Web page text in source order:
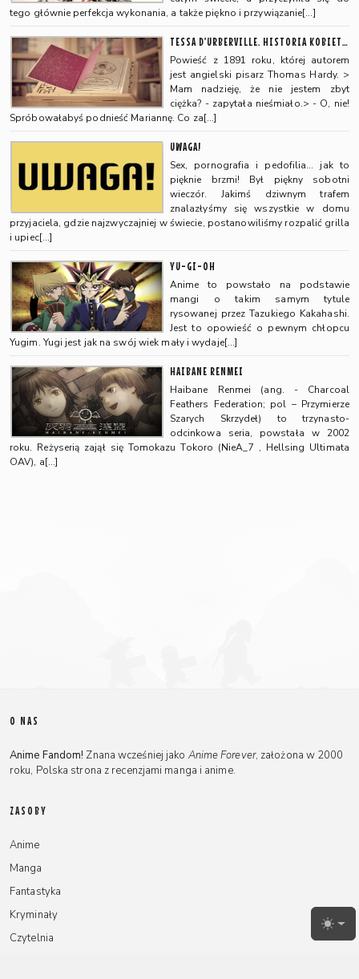
tego głównie perfekcja wykonania, a także piękno i przywiązanie[…]
TESSA D'URBERVILLE. HISTORIA KOBIETY CZYSTEJ
Powieść z 1891 roku, której autorem
jest angielski pisarz Thomas Hardy. >
Mam nadzieję, że nie jestem zbyt
ciężka? - zapytała nieśmiało.> - O, nie!
Spróbowałabyś podnieść Mariannę. Co za[…]
UWAGA!
Sex, pornografia i pedofilia… jak to
pięknie brzmi! Był piękny sobotni
wieczór. Jakimś dziwnym trafem
znalazłyśmy się wszystkie w domu
przyjaciela, gdzie najzwyczajniej w świecie, postanowiliśmy rozpalić grilla
i upiec[…]
YU-GI-OH
Anime to powstało na podstawie
mangi o takim samym tytule
rysowanej przez Tazukiego Kakahashi.
Jest to opowieść o pewnym chłopcu
Yugim. Yugi jest jak na swój wiek mały i wydaje[…]
HAIBANE RENMEI
Haibane Renmei (ang. - Charcoal
Feathers Federation; pol – Przymierze
Szarych Skrzydeł) to trzynasto-
odcinkowa seria, powstała w 2002
roku. Reżyserią zajął się Tomokazu Tokoro (NieA_7 , Hellsing Ultimata
OAV), a[…]
O NAS
Anime Fandom! Znana wcześniej jako Anime Forever, założona w 2000
roku, Polska strona z recenzjami manga i anime.
ZASOBY
Anime
Manga
Fantastyka
Kryminały
Czytelnia